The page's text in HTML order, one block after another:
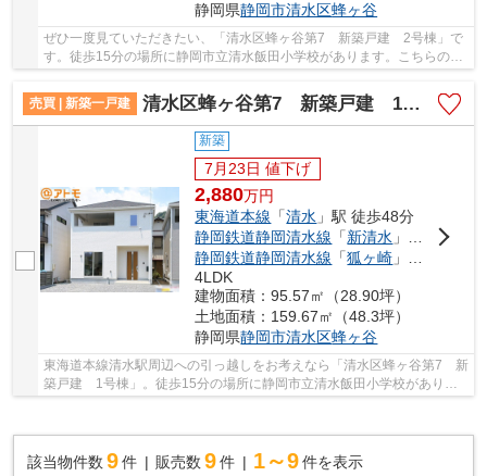
静岡県静岡市清水区蜂ヶ谷
ぜひ一度見ていただきたい、「清水区蜂ヶ谷第7 新築戸建 2号棟」で
す。徒歩15分の場所に静岡市立清水飯田小学校があります。こちらの物
売買 | 新築一戸建
清水区蜂ヶ谷第7 新築戸建 1号棟
新築
7月23日 値下げ
2,880万円
東海道本線 「清水 」駅 徒歩48分
静岡鉄道静岡清水線 「新清水 」駅 徒歩51分
静岡鉄道静岡清水線 「狐ヶ崎 」駅 徒歩56分
4LDK
建物面積：95.57㎡（28.90坪）
土地面積：159.67㎡（48.3坪）
静岡県静岡市清水区蜂ヶ谷
東海道本線清水駅周辺への引っ越しをお考えなら「清水区蜂ヶ谷第7 新
築戸建 1号棟」。徒歩15分の場所に静岡市立清水飯田小学校がありま
該当物件数 9件 販売数 9 件 1～9 件を表示